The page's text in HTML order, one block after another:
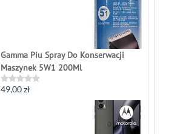
Gamma Piu Spray Do Konserwacji
Maszynek 5W1 200Ml
Rated
49,00zł